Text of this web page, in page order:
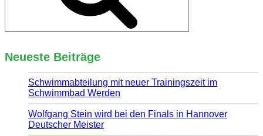
Neueste Beiträge
Schwimmabteilung mit neuer Trainingszeit im
Schwimmbad Werden
Wolfgang Stein wird bei den Finals in Hannover
Deutscher Meister